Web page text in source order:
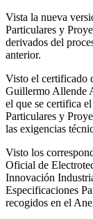
Vista la nueva
Particulares y
derivados del
anterior.
Visto el certificado
Guillermo Allende
el que se certifica
Particulares y
las exigencias
Visto los
Oficial de
Innovación
Especificaciones
recogidos en el